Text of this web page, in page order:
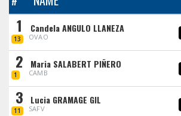
1
13
Candela ANGULO LLANEZA
OVAO
2
1
Maria SALABERT PIÑERO
CAMB
3
11
Lucia GRAMAGE GIL
SAFV